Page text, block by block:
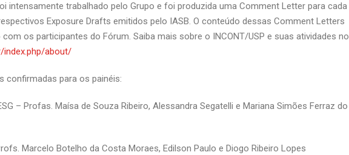
intensamente trabalhado pelo Grupo e foi produzida uma Comment Letter para cada
Exposure Drafts emitidos pelo IASB. O conteúdo dessas Comment Letters
os participantes do Fórum. Saiba mais sobre o INCONT/USP e suas atividades no
index.php/about/
confirmadas para os painéis:
– Profas. Maísa de Souza Ribeiro, Alessandra Segatelli e Mariana Simões Ferraz do
Marcelo Botelho da Costa Moraes, Edilson Paulo e Diogo Ribeiro Lopes